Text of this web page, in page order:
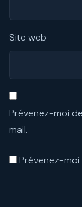
Site web
Prévenez-moi
mail.
Prévenez-